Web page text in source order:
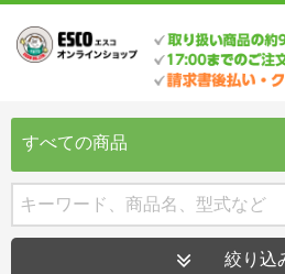
すべての商品
絞り込